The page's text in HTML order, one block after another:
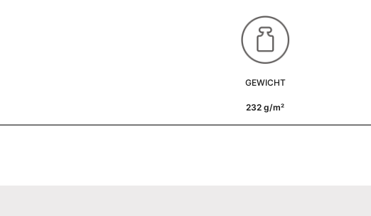
GEWICHT
232 g/m²